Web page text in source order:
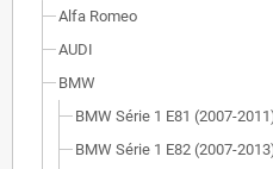
Alfa Romeo
AUDI
BMW
BMW Série 1 E81 (2007-
BMW Série 1 E82 (2007-